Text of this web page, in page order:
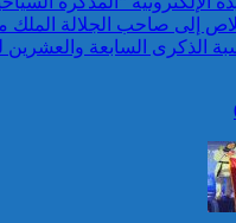
العامة
الوطني تؤكد
مواطن
إلى صاحب الجلالة
الذكرى السابعة